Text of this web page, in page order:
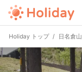
Holiday トップ 日名倉山